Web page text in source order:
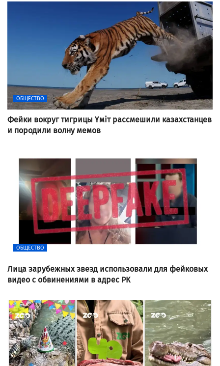
ОБЩЕСТВО
Фейки вокруг тигрицы Үміт рассмешили казахстанцев
и породили волну мемов
ОБЩЕСТВО
Лица зарубежных звезд использовали для фейковых
видео с обвинениями в адрес РК